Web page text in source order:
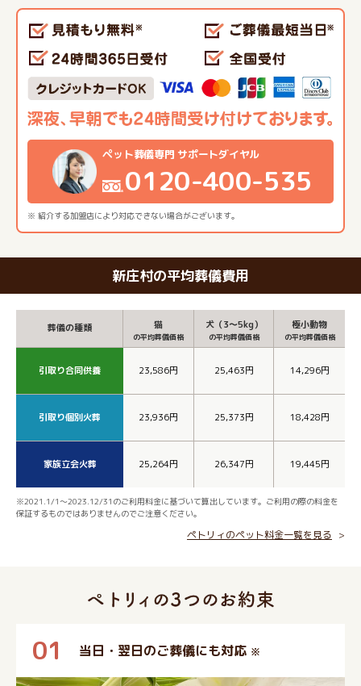
※ 紹介する加盟店により対応できない場合がございます。
ペット葬儀専門 サポートダイヤル
0120-400-535
新庄村の平均葬儀費用
葬儀の種類 猫
の平均葬儀価格
犬（3～5kg）
の平均葬儀価格
極小動物
の平均葬儀価格
引取り合同供養 23,586円 25,463円 14,296円
引取り個別火葬 23,936円 25,373円 18,428円
家族立会火葬 25,264円 26,347円 19,445円
※2021.1/1～2023.12/31のご利用料金に基づいて算出しています。ご利用の際の料金を
保証するものではありませんのでご注意ください。
ペトリィのペット料金一覧を見る
01 当日・翌日のご葬儀にも対応 ※